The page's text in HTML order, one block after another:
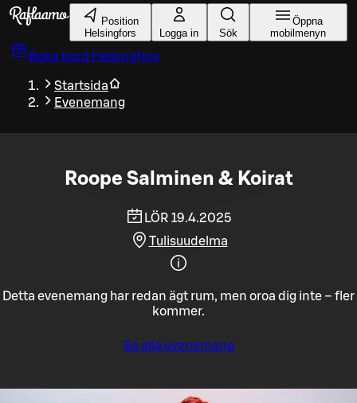
Gå till huvudinnehållet
Position
Helsingfors
Logga in Sök
Öppna
mobilmenyn
Boka bord Helsingfors
Startsida
Evenemang
Roope Salminen & Koirat
LÖR 19.4.2025
Tulisuudelma
Detta evenemang har redan ägt rum, men oroa dig inte – fler
kommer.
Se alla evenemang